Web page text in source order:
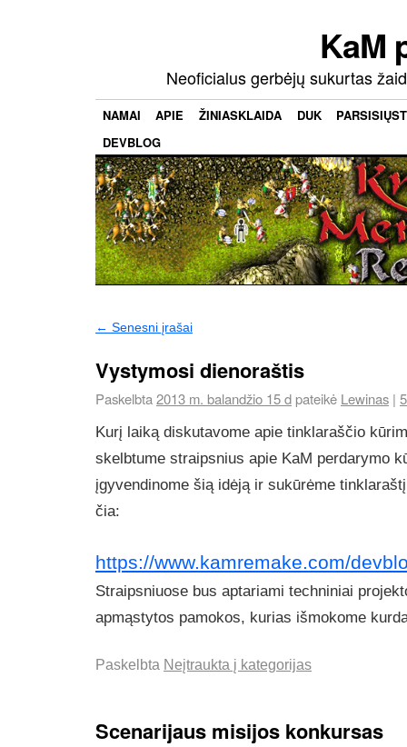
KaM
Neoficialus gerbėjų sukurtas
NAMAI APIE ŽINIASKLAIDA DUK
DEVBLOG
← Senesni įrašai
Vystymosi dienoraštis
Paskelbta2013 m. balandžio 15 d pateikė Lewinas |
Kurį laiką diskutavome apie tinklaraščio
skelbtume straipsnius apie KaM perdarymo
įgyvendinome šią idėją ir sukūrėme
čia:
https://www.kamremake.com/
Straipsniuose bus aptariami techniniai
apmąstytos pamokos, kurias išmokome
Paskelbta Neįtraukta į kategorijas
Scenarijaus misijos konkursas